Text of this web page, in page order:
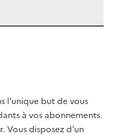
l'unique but de vous
à vos abonnements.
Vous disposez d'un